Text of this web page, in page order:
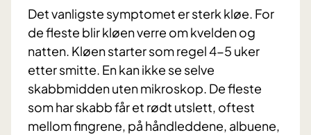
Det vanligste symptomet er sterk kløe. For
de fleste blir kløen verre om kvelden og
natten. Kløen starter som regel 4-5 uker
etter smitte. En kan ikke se selve
skabbmidden uten mikroskop. De fleste
som har skabb får et rødt utslett, oftest
mellom fingrene, på håndleddene, albuene,